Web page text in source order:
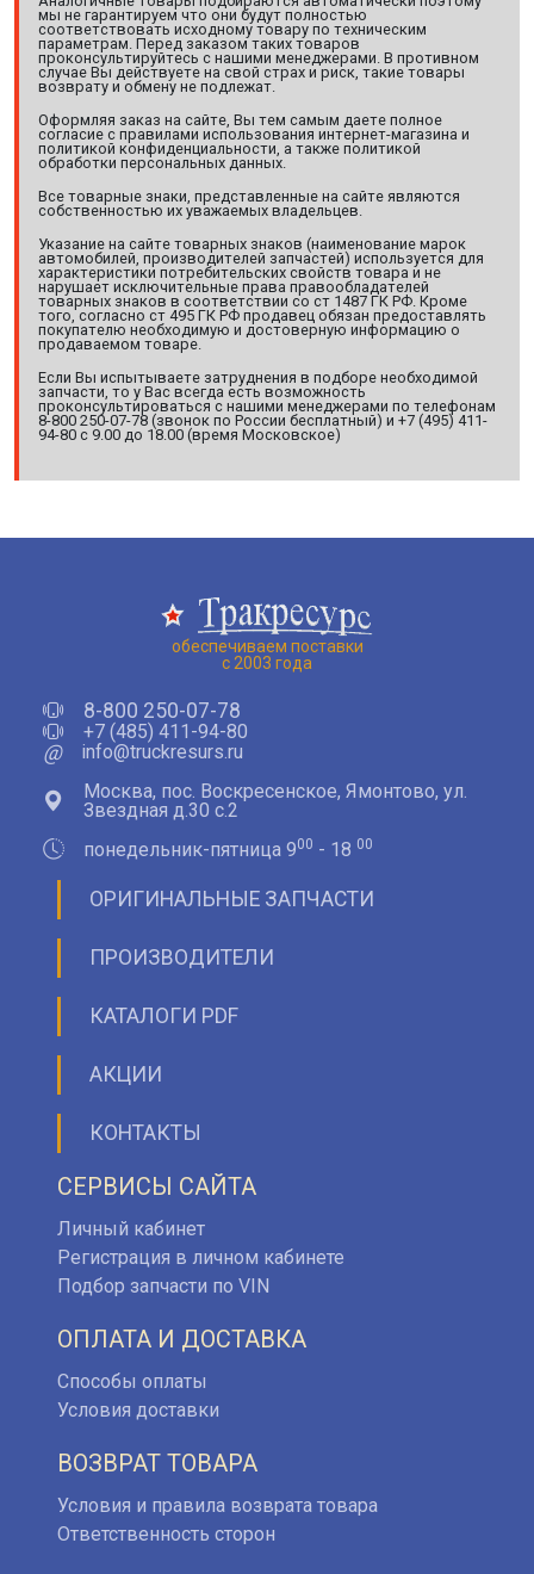
мы не гарантируем что они будут полностью
соответствовать исходному товару по техническим
параметрам. Перед заказом таких товаров
проконсультируйтесь с нашими менеджерами. В противном
случае Вы действуете на свой страх и риск, такие товары
возврату и обмену не подлежат.
Оформляя заказ на сайте, Вы тем самым даете полное
согласие с правилами использования интернет-магазина и
политикой конфиденциальности, а также политикой
обработки персональных данных.
Все товарные знаки, представленные на сайте являются
собственностью их уважаемых владельцев.
Указание на сайте товарных знаков (наименование марок
автомобилей, производителей запчастей) используется для
характеристики потребительских свойств товара и не
нарушает исключительные права правообладателей
товарных знаков в соответствии со ст 1487 ГК РФ. Кроме
того, согласно ст 495 ГК РФ продавец обязан предоставлять
покупателю необходимую и достоверную информацию о
продаваемом товаре.
Если Вы испытываете затруднения в подборе необходимой
запчасти, то у Вас всегда есть возможность
проконсультироваться с нашими менеджерами по телефонам
8-800 250-07-78 (звонок по России бесплатный) и +7 (495) 411-
94-80 с 9.00 до 18.00 (время Московское)
обеспечиваем поставки
с 2003 года
8-800 250-07-78
+7 (485) 411-94-80
@
info@truckresurs.ru
Москва, пос. Воскресенское, Ямонтово, ул.
Звездная д.30 с.2
понедельник-пятница 900 - 18 00
ОРИГИНАЛЬНЫЕ ЗАПЧАСТИ
ПРОИЗВОДИТЕЛИ
КАТАЛОГИ PDF
АКЦИИ
КОНТАКТЫ
СЕРВИСЫ САЙТА
Личный кабинет
Регистрация в личном кабинете
Подбор запчасти по VIN
ОПЛАТА И ДОСТАВКА
Способы оплаты
Условия доставки
ВОЗВРАТ ТОВАРА
Условия и правила возврата товара
Ответственность сторон